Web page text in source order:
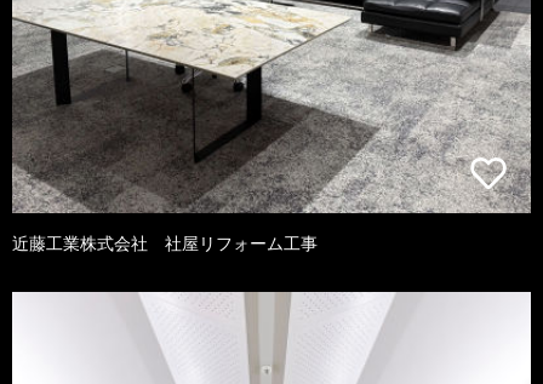
近藤工業株式会社 社屋リフォーム工事